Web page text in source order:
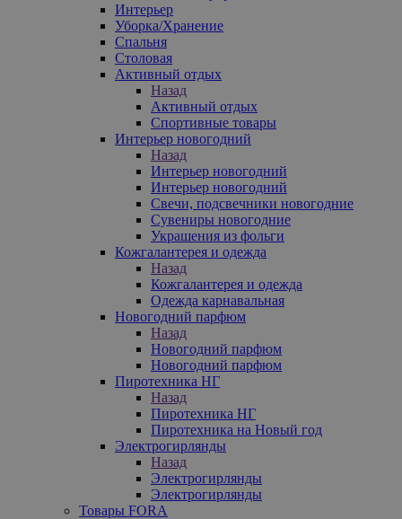
Интерьер
Уборка/Хранение
Спальня
Столовая
Активный отдых
Назад
Активный отдых
Спортивные товары
Интерьер новогодний
Назад
Интерьер новогодний
Интерьер новогодний
Свечи, подсвечники новогодние
Сувениры новогодние
Украшения из фольги
Кожгалантерея и одежда
Назад
Кожгалантерея и одежда
Одежда карнавальная
Новогодний парфюм
Назад
Новогодний парфюм
Новогодний парфюм
Пиротехника НГ
Назад
Пиротехника НГ
Пиротехника на Новый год
Электрогирлянды
Назад
Электрогирлянды
Электрогирлянды
Товары FORA